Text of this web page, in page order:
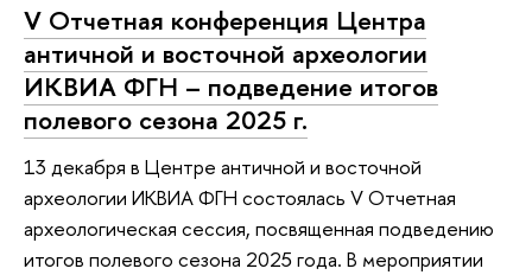
V Отчетная конференция Центра
античной и восточной археологии
ИКВИА ФГН – подведение итогов
полевого сезона 2025 г.
13 декабря в Центре античной и восточной
археологии ИКВИА ФГН состоялась V Отчетная
археологическая сессия, посвященная подведению
итогов полевого сезона 2025 года. В мероприятии